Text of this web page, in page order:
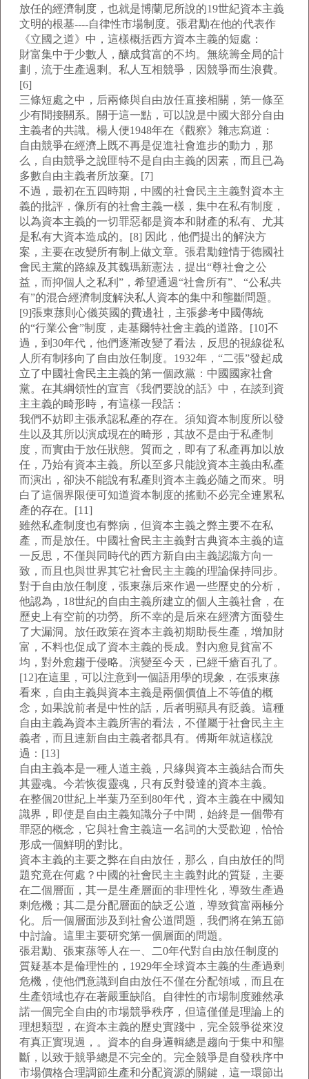
放任的經濟制度，也就是博蘭尼所說的19世紀資本主義
文明的根基----自律性市場制度。張君勱在他的代表作
《立國之道》中，這樣概括西方資本主義的短處：
財富集中于少數人，釀成貧富的不均。無統籌全局的計
劃，流于生產過剩。私人互相競爭，因競爭而生浪費。
[6]
三條短處之中，后兩條與自由放任直接相關，第一條至
少有間接關系。關于這一點，可以說是中國大部分自由
主義者的共識。楊人便1948年在《觀察》雜志寫道：
自由競爭在經濟上既不再是促進社會進步的動力，那
么，自由競爭之說匪特不是自由主義的因素，而且已為
多數自由主義者所放棄。[7]
不過，最初在五四時期，中國的社會民主主義對資本主
義的批評，像所有的社會主義一樣，集中在私有制度，
以為資本主義的一切罪惡都是資本和財產的私有、尤其
是私有大資本造成的。[8] 因此，他們提出的解決方
案，主要在改變所有制上做文章。張君勱鐘情于德國社
會民主黨的路線及其魏瑪新憲法，提出“尊社會之公
益，而抑個人之私利”，希望通過“社會所有”、“公私共
有”的混合經濟制度解決私人資本的集中和壟斷問題。
[9]張東蓀則心儀英國的費邊社，主張參考中國傳統
的“行業公會”制度，走基爾特社會主義的道路。[10]不
過，到30年代，他們逐漸改變了看法，反思的視線從私
人所有制移向了自由放任制度。1932年，“二張”發起成
立了中國社會民主主義的第一個政黨：中國國家社會
黨。在其綱領性的宣言《我們要說的話》中，在談到資
主主義的畸形時，有這樣一段話：
我們不妨即主張承認私產的存在。須知資本制度所以發
生以及其所以演成現在的畸形，其故不是由于私產制
度，而實由于放任狀態。質而之，即有了私產再加以放
任，乃始有資本主義。所以至多只能說資本主義由私產
而演出，卻決不能說有私產則資本主義必隨之而來。明
白了這個界限便可知道資本制度的搖動不必完全連累私
產的存在。[11]
雖然私產制度也有弊病，但資本主義之弊主要不在私
產，而是放任。中國社會民主主義對古典資本主義的這
一反思，不僅與同時代的西方新自由主義認識方向一
致，而且也與世界其它社會民主主義的理論保持同步。
對于自由放任制度，張東蓀后來作過一些歷史的分析，
他認為，18世紀的自由主義所建立的個人主義社會，在
歷史上有空前的功勞。所不幸的是后來在經濟方面發生
了大漏洞。放任政策在資本主義初期助長生產，增加財
富，不料也促成了資本主義的長成。對內愈見貧富不
均，對外愈趨于侵略。演變至今天，已經千瘡百孔了。
[12]在這里，可以注意到一個語用學的現象，在張東蓀
看來，自由主義與資本主義是兩個價值上不等值的概
念，如果說前者是中性的話，后者明顯具有貶義。這種
自由主義為資本主義所害的看法，不僅屬于社會民主主
義者，而且連新自由主義者都具有。傅斯年就這樣說
過：[13]
自由主義本是一種人道主義，只緣與資本主義結合而失
其靈魂。今若恢復靈魂，只有反對發達的資本主義。
在整個20世紀上半葉乃至到80年代，資本主義在中國知
識界，即使是自由主義知識分子中間，始終是一個帶有
罪惡的概念，它與社會主義這一名詞的大受歡迎，恰恰
形成一個鮮明的對比。
資本主義的主要之弊在自由放任，那么，自由放任的問
題究竟在何處？中國的社會民主主義對此的質疑，主要
在二個層面，其一是生產層面的非理性化，導致生產過
剩危機；其二是分配層面的缺乏公道，導致貧富兩極分
化。后一個層面涉及到社會公道問題，我們將在第五節
中討論。這里主要研究第一個層面的問題。
張君勱、張東蓀等人在一、二0年代對自由放任制度的
質疑基本是倫理性的，1929年全球資本主義的生產過剩
危機，使他們意識到自由放任不僅在分配領域，而且在
生產領域也存在著嚴重缺陷。自律性的市場制度雖然承
諾一個完全自由的市場競爭秩序，但這僅僅是理論上的
理想類型，在資本主義的歷史實踐中，完全競爭從來沒
有真正實現過，。資本的自身邏輯總是趨向于集中和壟
斷，以致于競爭總是不完全的。完全競爭是自發秩序中
市場價格合理調節生產和分配資源的關鍵，這一環節出